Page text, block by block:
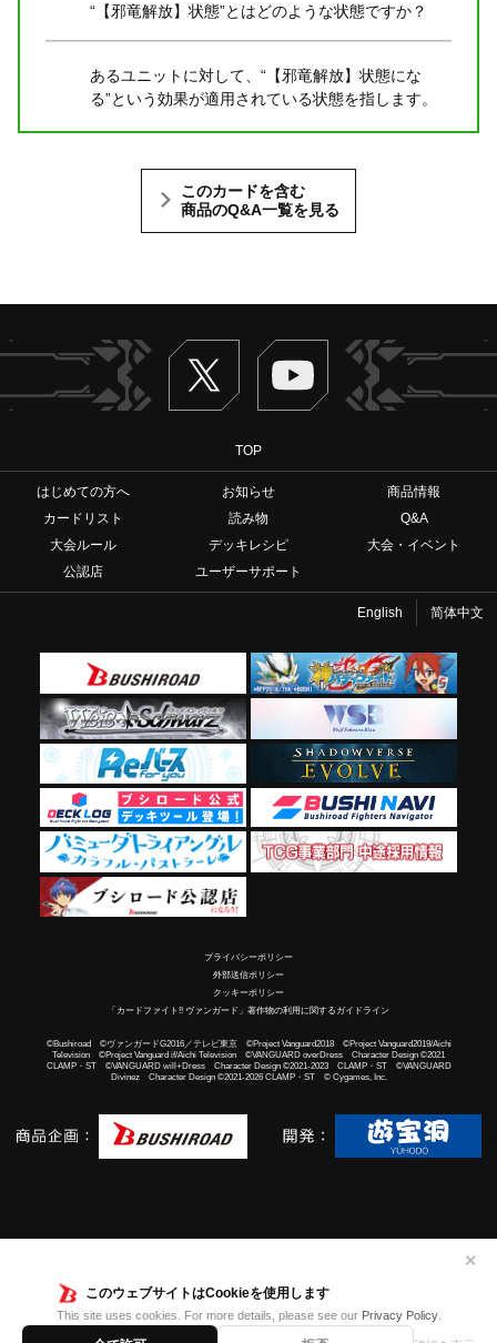
このウェブサイトはCookieを使用します
This site uses cookies. For more details, please see our Privacy Policy.
✕
“【邪竜解放】状態”とはどのような状態ですか？
あるユニットに対して、“【邪竜解放】状態にな
る”という効果が適用されている状態を指します。
このカードを含む
商品のQ&A一覧を見る
Twitter ヴァンガードch
TOP
はじめての方へ お知らせ
商品情報
カードリスト
読み物
Q&A
大会ルール
デッキレシピ
大会・イベント
公認店
ユーザーサポート
English 简体中文
プライバシーポリシー
外部送信ポリシー
クッキーポリシー
「カードファイト!! ヴァンガード」著作物の利用に関するガイドライン
©Bushiroad ©ヴァンガードG2016／テレビ東京 ©Project Vanguard2018 ©Project Vanguard2019/Aichi
Television ©Project Vanguard if/Aichi Television ©VANGUARD overDress Character Design ©2021
CLAMP・ST ©VANGUARD will+Dress Character Design ©2021-2023 CLAMP・ST ©VANGUARD
Divinez Character Design ©2021-2026 CLAMP・ST © Cygames, Inc.